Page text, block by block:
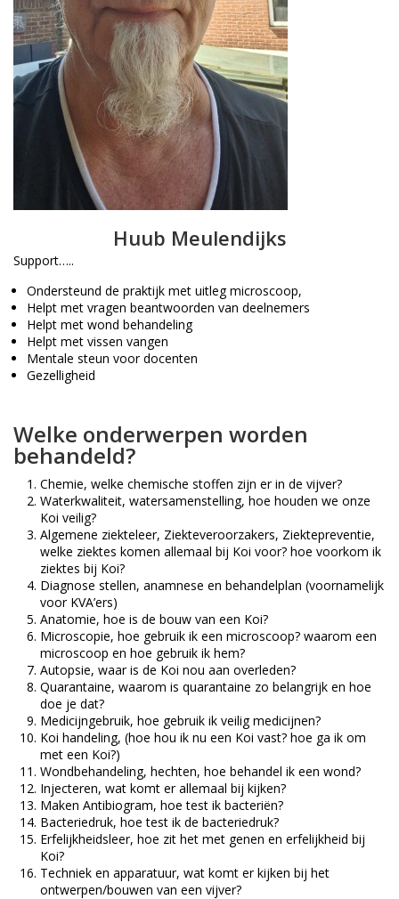
Huub Meulendijks
Support…..
Ondersteund de praktijk met uitleg microscoop,
Helpt met vragen beantwoorden van deelnemers
Helpt met wond behandeling
Helpt met vissen vangen
Mentale steun voor docenten
Gezelligheid
Welke onderwerpen worden
behandeld?
Chemie, welke chemische stoffen zijn er in de vijver?
Waterkwaliteit, watersamenstelling, hoe houden we onze
Koi veilig?
Algemene ziekteleer, Ziekteveroorzakers, Ziektepreventie,
welke ziektes komen allemaal bij Koi voor? hoe voorkom ik
ziektes bij Koi?
Diagnose stellen, anamnese en behandelplan (voornamelijk
voor KVA’ers)
Anatomie, hoe is de bouw van een Koi?
Microscopie, hoe gebruik ik een microscoop? waarom een
microscoop en hoe gebruik ik hem?
Autopsie, waar is de Koi nou aan overleden?
Quarantaine, waarom is quarantaine zo belangrijk en hoe
doe je dat?
Medicijngebruik, hoe gebruik ik veilig medicijnen?
Koi handeling, (hoe hou ik nu een Koi vast? hoe ga ik om
met een Koi?)
Wondbehandeling, hechten, hoe behandel ik een wond?
Injecteren, wat komt er allemaal bij kijken?
Maken Antibiogram, hoe test ik bacteriën?
Bacteriedruk, hoe test ik de bacteriedruk?
Erfelijkheidsleer, hoe zit het met genen en erfelijkheid bij
Koi?
Techniek en apparatuur, wat komt er kijken bij het
ontwerpen/bouwen van een vijver?